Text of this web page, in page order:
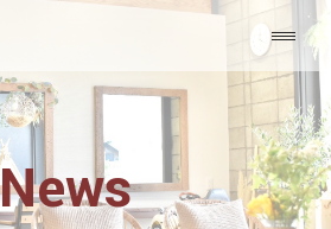
News